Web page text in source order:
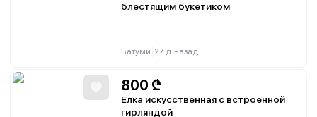
блестящим букетиком
Батуми 27 д. назад
800 ₾
Елка искусственная с встроенной
гирляндой